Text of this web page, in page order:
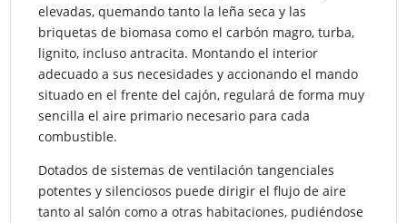
elevadas, quemando tanto la leña seca y las
briquetas de biomasa como el carbón magro, turba,
lignito, incluso antracita. Montando el interior
adecuado a sus necesidades y accionando el mando
situado en el frente del cajón, regulará de forma muy
sencilla el aire primario necesario para cada
combustible.
Dotados de sistemas de ventilación tangenciales
potentes y silenciosos puede dirigir el flujo de aire
tanto al salón como a otras habitaciones, pudiéndose